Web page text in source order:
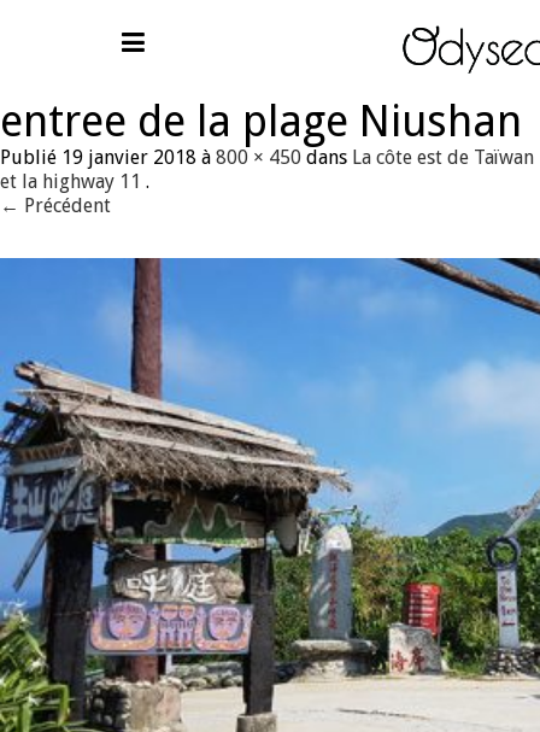
entree de la plage Niushan
Publié 19 janvier 2018 à 800 × 450 dans La côte est de Taïwan
et la highway 11 .
← Précédent